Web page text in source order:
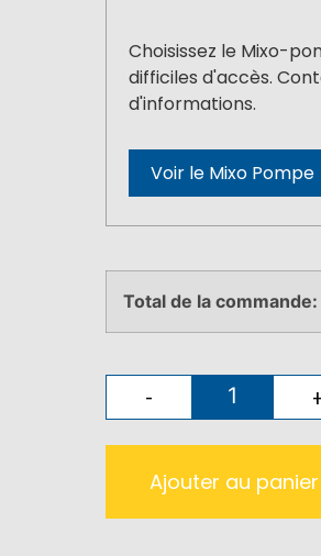
Choisissez le Mixo-
difficiles d'accès.
d'informations.
Voir le Mixo Pompe
Total de la commande:
- +
Ajouter au panier